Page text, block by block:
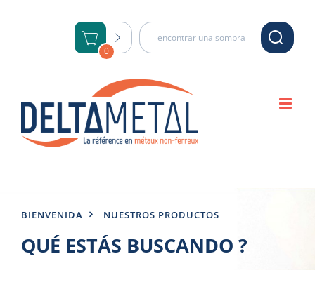
0
BIENVENIDA NUESTROS PRODUCTOS
QUÉ ESTÁS BUSCANDO ?